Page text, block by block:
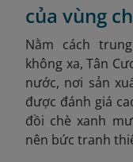
của vùng
Nằm cách
không xa, Tân
nước, nơi sản
được đánh giá
đồi chè xanh
nên bức tranh